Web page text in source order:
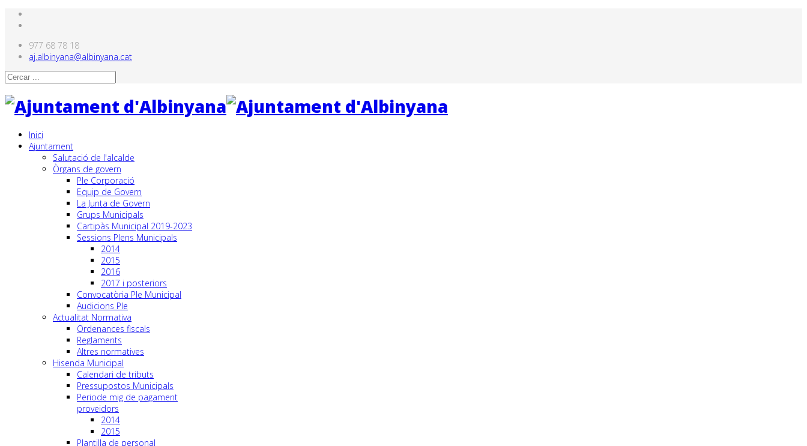
977 68 78 18
aj.albinyana@albinyana.cat
Inici
Ajuntament
Salutació de l'alcalde
Òrgans de govern
Ple Corporació
Equip de Govern
La Junta de Govern
Grups Municipals
Cartipàs Municipal 2019-2023
Sessions Plens Municipals
2014
2015
2016
2017 i posteriors
Convocatòria Ple Municipal
Audicions Ple
Actualitat Normativa
Ordenances fiscals
Reglaments
Altres normatives
Hisenda Municipal
Calendari de tributs
Pressupostos Municipals
Periode mig de pagament
proveidors
2014
2015
Plantilla de personal